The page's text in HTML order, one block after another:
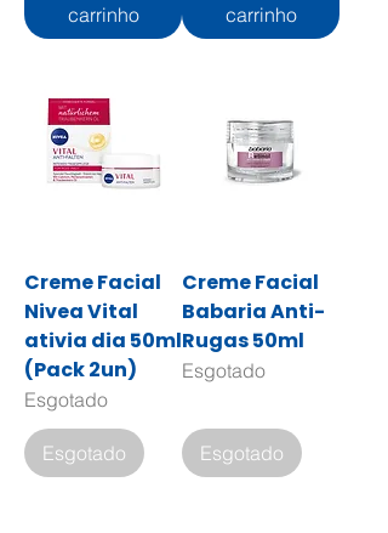
carrinho
carrinho
Creme Facial
Nivea Vital
ativia dia 50ml
(Pack 2un)
Esgotado
Esgotado
Creme Facial
Babaria Anti-
Rugas 50ml
Esgotado
Esgotado